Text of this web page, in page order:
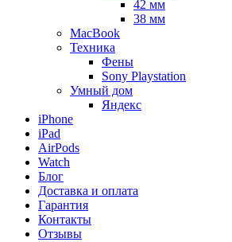
42 мм
38 мм
MacBook
Техника
Фены
Sony Playstation
Умный дом
Яндекс
iPhone
iPad
AirPods
Watch
Блог
Доставка и оплата
Гарантия
Контакты
Отзывы